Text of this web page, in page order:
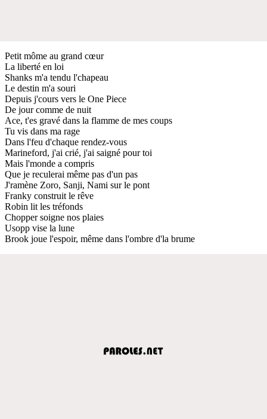
Petit môme au grand cœur
La liberté en loi
Shanks m'a tendu l'chapeau
Le destin m'a souri
Depuis j'cours vers le One Piece
De jour comme de nuit
Ace, t'es gravé dans la flamme de mes coups
Tu vis dans ma rage
Dans l'feu d'chaque rendez-vous
Marineford, j'ai crié, j'ai saigné pour toi
Mais l'monde a compris
Que je reculerai même pas d'un pas
J'ramène Zoro, Sanji, Nami sur le pont
Franky construit le rêve
Robin lit les tréfonds
Chopper soigne nos plaies
Usopp vise la lune
Brook joue l'espoir, même dans l'ombre d'la brume